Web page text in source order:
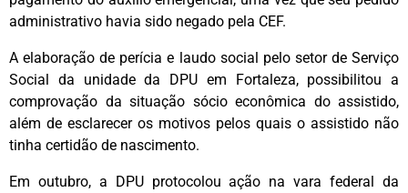
administrativo havia sido negado pela CEF.
A elaboração de perícia e laudo social pelo setor de Serviço
Social da unidade da DPU em Fortaleza, possibilitou a
comprovação da situação sócio econômica do assistido,
além de esclarecer os motivos pelos quais o assistido não
tinha certidão de nascimento.
Em outubro, a DPU protocolou ação na vara federal da